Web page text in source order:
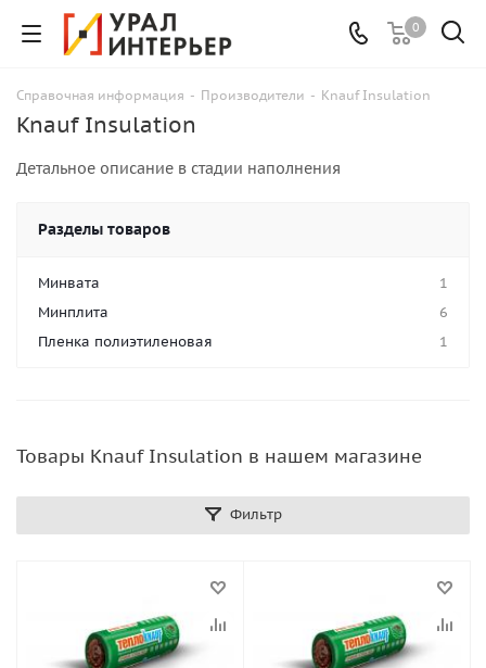
0
Справочная информация - Производители - Knauf Insulation
Knauf Insulation
Детальное описание в стадии наполнения
Разделы товаров
Минвата
1
Минплита
6
Пленка полиэтиленовая
1
Товары Knauf Insulation в нашем магазине
Фильтр